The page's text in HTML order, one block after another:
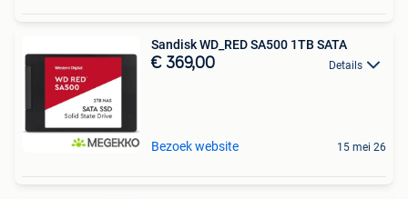
Sandisk WD_RED SA500 1TB SATA
€ 369,00 Details
Bezoek website 15 mei 26